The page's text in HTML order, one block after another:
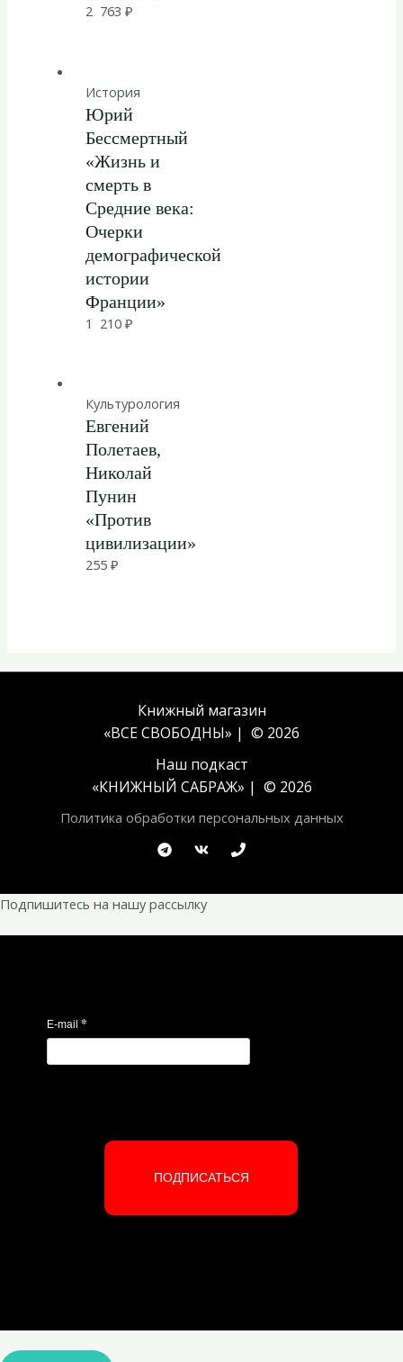
2 763₽
История
Юрий
Бессмертный
«Жизнь и
смерть в
Средние века:
Очерки
демографической
истории
Франции»
1 210₽
Культурология
Евгений
Полетаев,
Николай
Пунин
«Против
цивилизации»
255₽
Книжный магазин
«ВСЕ СВОБОДНЫ» | © 2026
Наш подкаст
«КНИЖНЫЙ САБРАЖ» | © 2026
Политика обработки персональных данных
Подпишитесь на нашу рассылку
E-mail *
ПОДПИСАТЬСЯ